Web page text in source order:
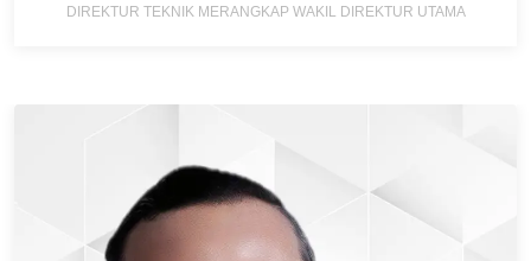
DIREKTUR TEKNIK MERANGKAP WAKIL DIREKTUR UTAMA